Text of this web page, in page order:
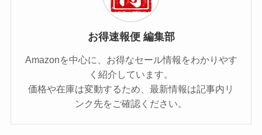
お得速報便 編集部
Amazonを中心に、お得なセール情報をわかりやす
く紹介しています。
価格や在庫は変動するため、最新情報は記事内リ
ンク先をご確認ください。